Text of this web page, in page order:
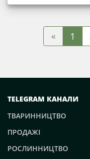
« 1
TELEGRAM КАНАЛИ
ТВАРИННИЦТВО
ПРОДАЖІ
РОСЛИННИЦТВО